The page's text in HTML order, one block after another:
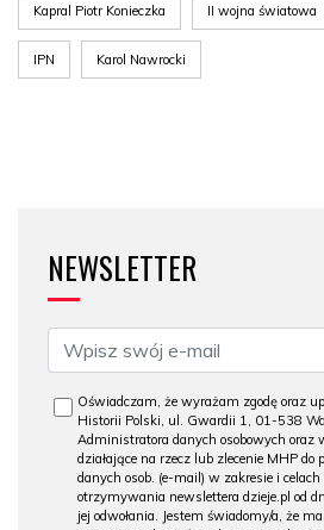
Kapral Piotr Konieczka II wojna światowa
IPN Karol Nawrocki
NEWSLETTER
Oświadczam, że wyrażam zgodę oraz
Historii Polski, ul. Gwardii 1, 01-538
Administratora danych osobowych oraz
działające na rzecz lub zlecenie MHP
danych osob. (e-mail) w zakresie i
otrzymywania newslettera dzieje.pl od
jej odwołania. Jestem świadomy/a, że